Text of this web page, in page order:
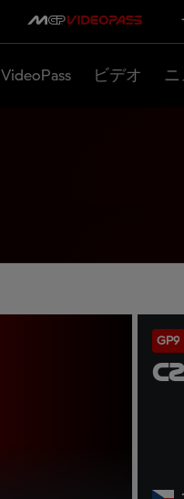
VideoPass ビデオ ニ
GP9